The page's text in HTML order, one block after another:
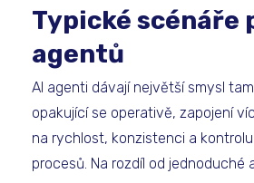
Typické scénáře
agentů
AI agenti dávají největší smysl
opakující se operativě, zapojení
na rychlost, konzistenci a
procesů. Na rozdíl od jednoduché